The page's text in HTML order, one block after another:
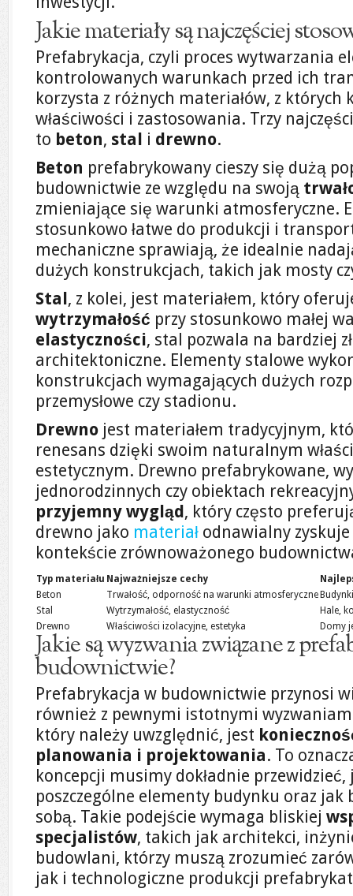
Jakie materiały są najczęściej
Prefabrykacja, czyli proces wytwarzania
kontrolowanych warunkach przed ich
korzysta z różnych materiałów, z
właściwości i zastosowania. Trzy
to beton, stal i drewno.
Beton prefabrykowany cieszy się dużą
budownictwie ze względu na swoją
zmieniające się warunki atmosferyczne.
stosunkowo łatwe do produkcji i
mechaniczne sprawiają, że idealnie
dużych konstrukcjach, takich jak mosty
Stal, z kolei, jest materiałem, który
wytrzymałość przy stosunkowo małej
elastyczności, stal pozwala na bardziej
architektoniczne. Elementy stalowe
konstrukcjach wymagających dużych
przemysłowe czy stadionu.
Drewno jest materiałem tradycyjnym,
renesans dzięki swoim naturalnym
estetycznym. Drewno prefabrykowane,
jednorodzinnych czy obiektach
przyjemny wygląd, który często
drewno jako materiał odnawialny
kontekście zrównoważonego
Typ materiału Najważniejsze cechy
Beton
Trwałość, odporność na warunki atmosferyczne
Stal
Wytrzymałość, elastyczność
Hale,
Drewno
Właściwości izolacyjne, estetyka Domy
Jakie są wyzwania związane z
budownictwie?
Prefabrykacja w budownictwie przynosi
również z pewnymi istotnymi
który należy uwzględnić, jest
planowania i projektowania. To
koncepcji musimy dokładnie przewidzieć,
poszczególne elementy budynku oraz jak
sobą. Takie podejście wymaga bliskiej
specjalistów, takich jak architekci,
budowlani, którzy muszą zrozumieć
jak i technologiczne produkcji